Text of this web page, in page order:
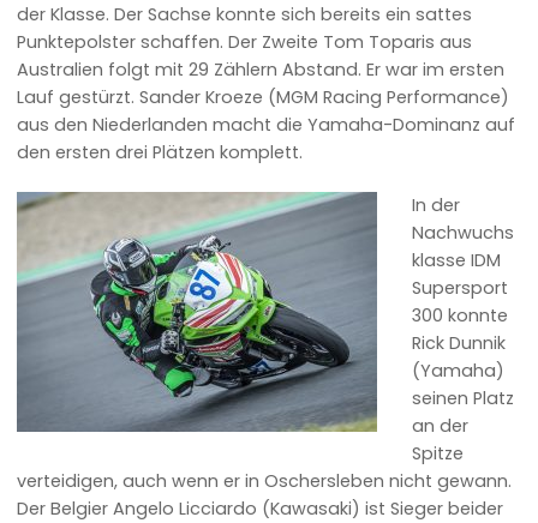
der Klasse. Der Sachse konnte sich bereits ein sattes
Punktepolster schaffen. Der Zweite Tom Toparis aus
Australien folgt mit 29 Zählern Abstand. Er war im ersten
Lauf gestürzt. Sander Kroeze (MGM Racing Performance)
aus den Niederlanden macht die Yamaha-Dominanz auf
den ersten drei Plätzen komplett.
In der
Nachwuchs
klasse IDM
Supersport
300 konnte
Rick Dunnik
(Yamaha)
seinen Platz
an der
Spitze
verteidigen, auch wenn er in Oschersleben nicht gewann.
Der Belgier Angelo Licciardo (Kawasaki) ist Sieger beider